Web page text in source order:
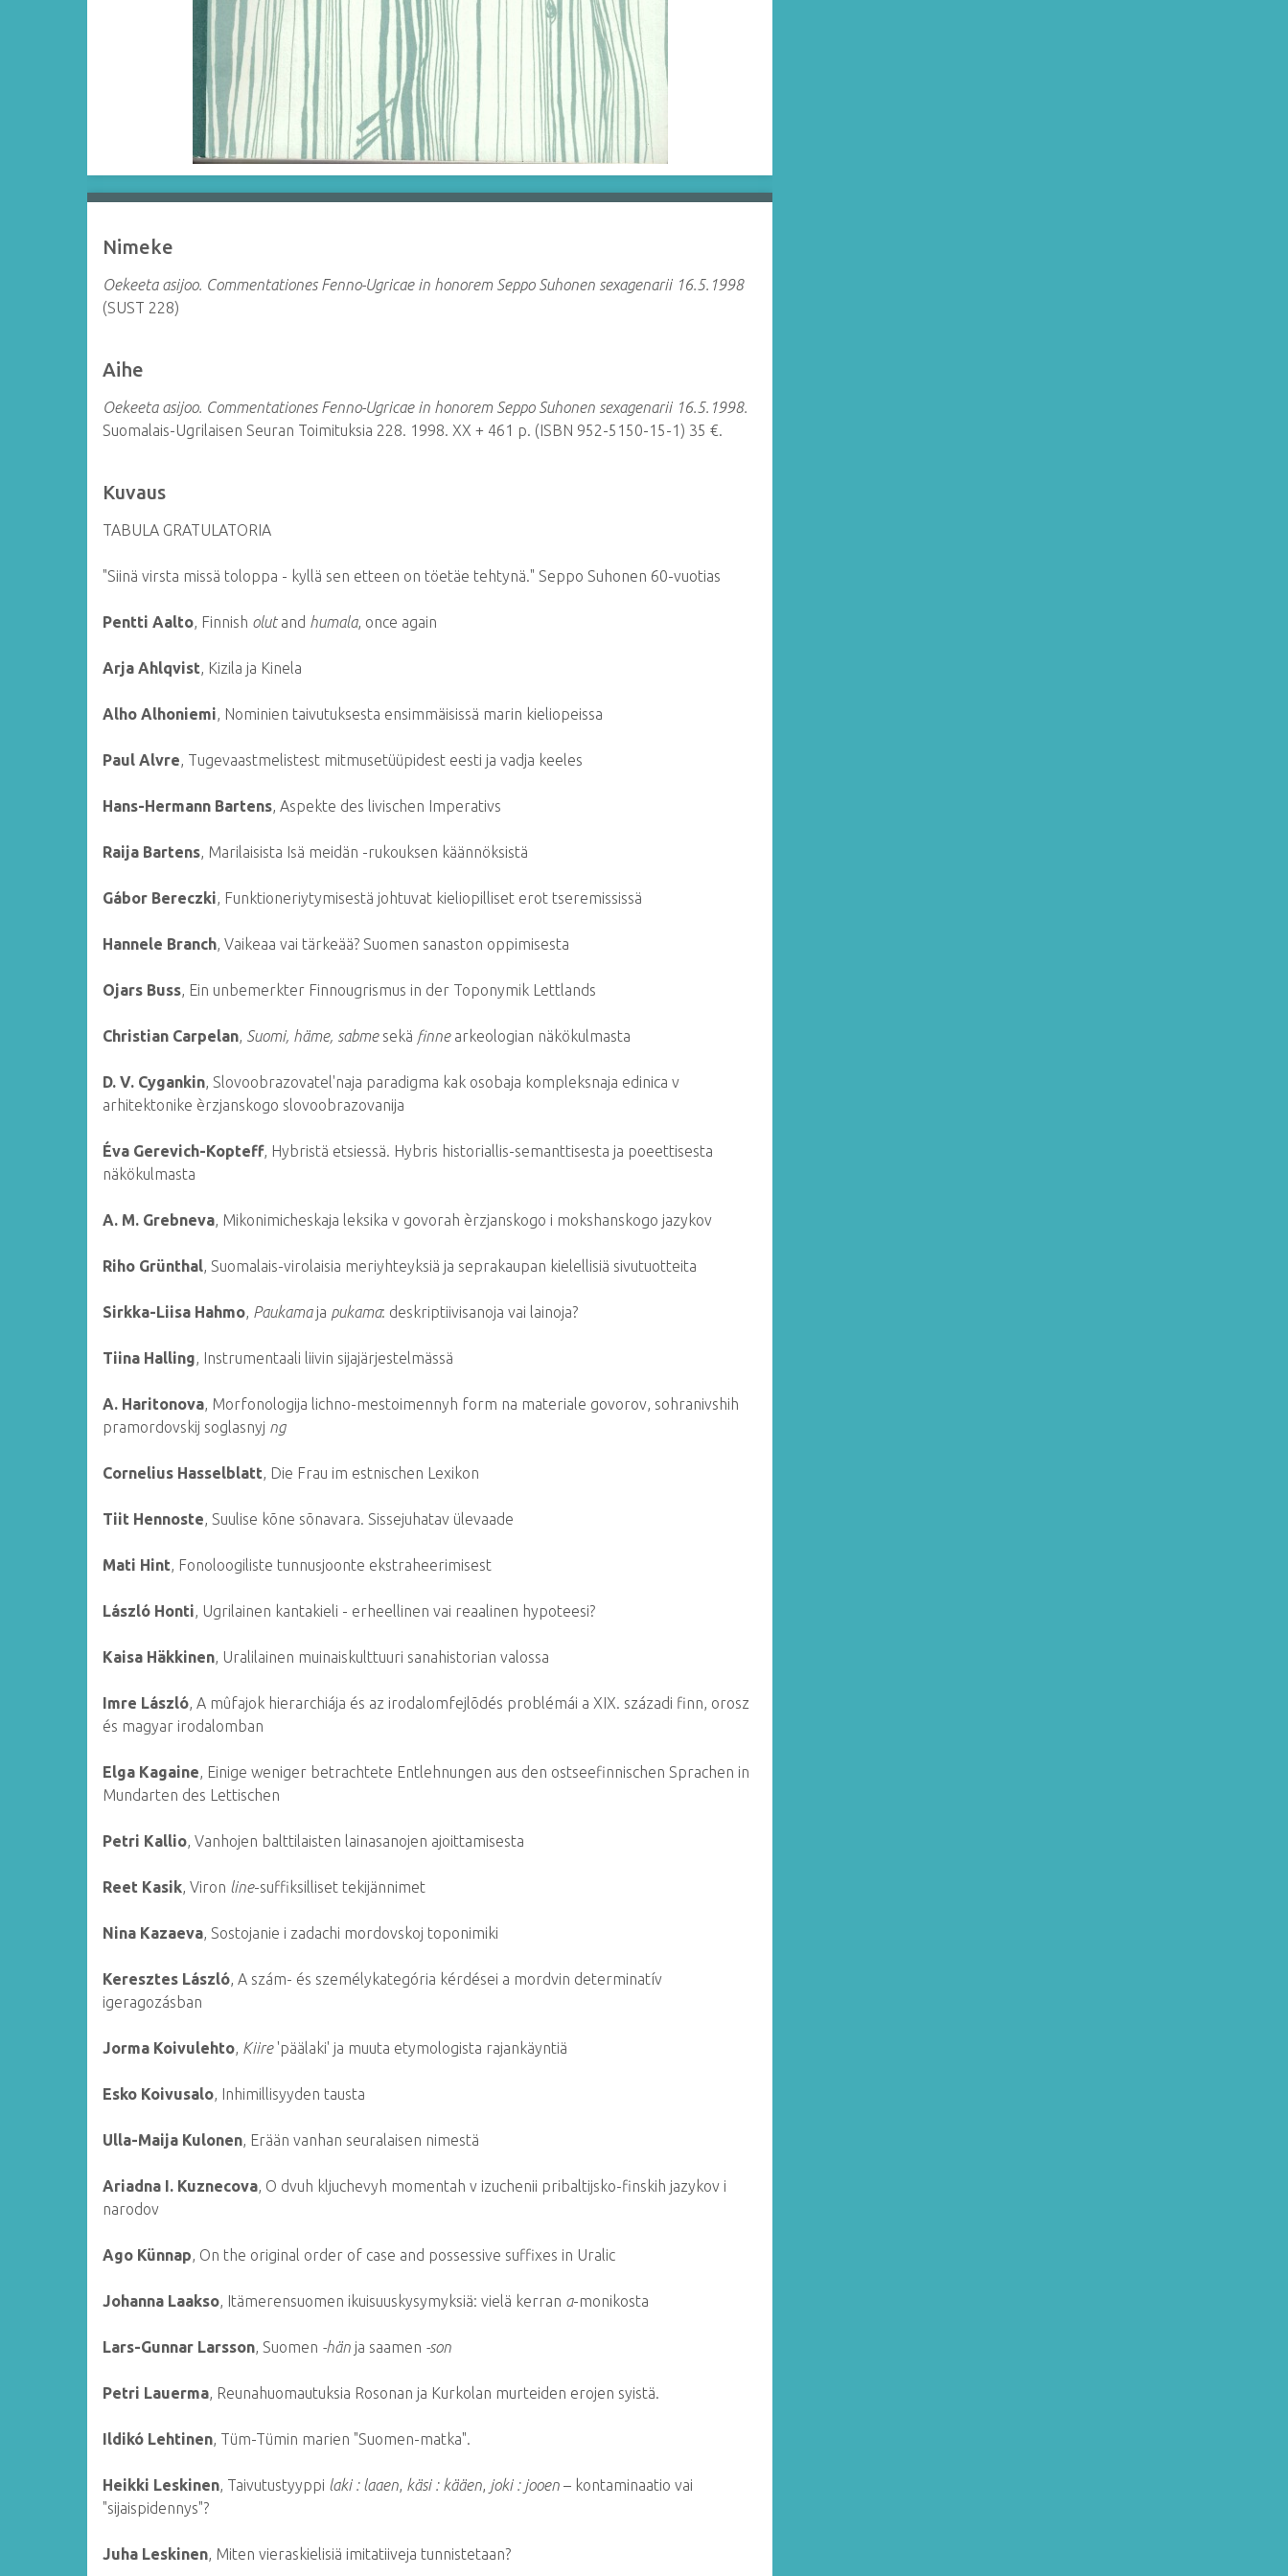
Nimeke
Oekeeta asijoo. Commentationes Fenno-Ugricae in honorem Seppo Suhonen sexagenarii 16.5.1998
(SUST 228)
Aihe
Oekeeta asijoo. Commentationes Fenno-Ugricae in honorem Seppo Suhonen sexagenarii 16.5.1998.
Suomalais-Ugrilaisen Seuran Toimituksia 228. 1998. XX + 461 p. (ISBN 952-5150-15-1) 35 €.
Kuvaus
TABULA GRATULATORIA
"Siinä virsta missä toloppa - kyllä sen etteen on töetäe tehtynä." Seppo Suhonen 60-vuotias
Pentti Aalto, Finnish olutand humala, once again
Arja Ahlqvist, Kizila ja Kinela
Alho Alhoniemi, Nominien taivutuksesta ensimmäisissä marin kieliopeissa
Paul Alvre, Tugevaastmelistest mitmusetüüpidest eesti ja vadja keeles
Hans-Hermann Bartens, Aspekte des livischen Imperativs
Raija Bartens, Marilaisista Isä meidän -rukouksen käännöksistä
Gábor Bereczki, Funktioneriytymisestä johtuvat kieliopilliset erot tseremississä
Hannele Branch, Vaikeaa vai tärkeää? Suomen sanaston oppimisesta
Ojars Buss, Ein unbemerkter Finnougrismus in der Toponymik Lettlands
Christian Carpelan, Suomi, häme, sabmesekä finnearkeologian näkökulmasta
D. V. Cygankin, Slovoobrazovatel'naja paradigma kak osobaja kompleksnaja edinica v
arhitektonike èrzjanskogo slovoobrazovanija
Éva Gerevich-Kopteff, Hybristä etsiessä. Hybris historiallis-semanttisesta ja poeettisesta
näkökulmasta
A. M. Grebneva, Mikonimicheskaja leksika v govorah èrzjanskogo i mokshanskogo jazykov
Riho Grünthal, Suomalais-virolaisia meriyhteyksiä ja seprakaupan kielellisiä sivutuotteita
Sirkka-Liisa Hahmo, Paukamaja pukama: deskriptiivisanoja vai lainoja?
Tiina Halling, Instrumentaali liivin sijajärjestelmässä
A. Haritonova, Morfonologija lichno-mestoimennyh form na materiale govorov, sohranivshih
pramordovskij soglasnyj ng
Cornelius Hasselblatt, Die Frau im estnischen Lexikon
Tiit Hennoste, Suulise kõne sõnavara. Sissejuhatav ülevaade
Mati Hint, Fonoloogiliste tunnusjoonte ekstraheerimisest
László Honti, Ugrilainen kantakieli - erheellinen vai reaalinen hypoteesi?
Kaisa Häkkinen, Uralilainen muinaiskulttuuri sanahistorian valossa
Imre László, A mûfajok hierarchiája és az irodalomfejlõdés problémái a XIX. századi finn, orosz
és magyar irodalomban
Elga Kagaine, Einige weniger betrachtete Entlehnungen aus den ostseefinnischen Sprachen in
Mundarten des Lettischen
Petri Kallio, Vanhojen balttilaisten lainasanojen ajoittamisesta
Reet Kasik, Viron line-suffiksilliset tekijännimet
Nina Kazaeva, Sostojanie i zadachi mordovskoj toponimiki
Keresztes László, A szám- és személykategória kérdései a mordvin determinatív
igeragozásban
Jorma Koivulehto, Kiire'päälaki' ja muuta etymologista rajankäyntiä
Esko Koivusalo, Inhimillisyyden tausta
Ulla-Maija Kulonen, Erään vanhan seuralaisen nimestä
Ariadna I. Kuznecova, O dvuh kljuchevyh momentah v izuchenii pribaltijsko-finskih jazykov i
narodov
Ago Künnap, On the original order of case and possessive suffixes in Uralic
Johanna Laakso, Itämerensuomen ikuisuuskysymyksiä: vielä kerran a-monikosta
Lars-Gunnar Larsson, Suomen -hän ja saamen -son
Petri Lauerma, Reunahuomautuksia Rosonan ja Kurkolan murteiden erojen syistä.
Ildikó Lehtinen, Tüm-Tümin marien "Suomen-matka".
Heikki Leskinen, Taivutustyyppi laki : laaen, käsi : kääen, joki : jooen – kontaminaatio vai
"sijaispidennys"?
Juha Leskinen, Miten vieraskielisiä imitatiiveja tunnistetaan?